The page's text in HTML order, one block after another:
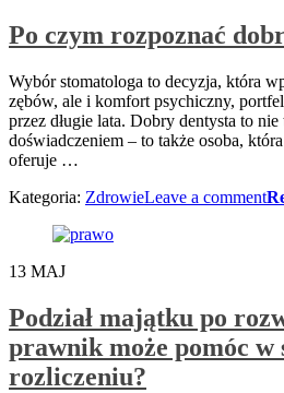
Po czym rozpoznać
Wybór stomatologa to decyzja, która
zębów, ale i komfort psychiczny,
przez długie lata. Dobry dentysta to
doświadczeniem – to także osoba,
oferuje …
Kategoria: ZdrowieLeave a comment
13 MAJ
Podział majątku po
prawnik może pomóc
rozliczeniu?